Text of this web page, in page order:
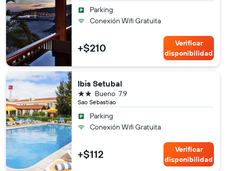
Parking
Conexión Wifi Gratuita
+$210
Verificar
disponibilidad
Ibis Setubal
Sao Sebastiao
7.9
Bueno
2 estrellas
Parking
Conexión Wifi Gratuita
+$112
Verificar
disponibilidad